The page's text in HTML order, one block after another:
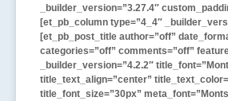
_builder_version=”3.27.4″
[et_pb_column type=”4_4″
[et_pb_post_title author=”off”
categories=”off” comments=”off”
_builder_version=”4.2.2″
title_text_align=”center”
title_font_size=”30px”